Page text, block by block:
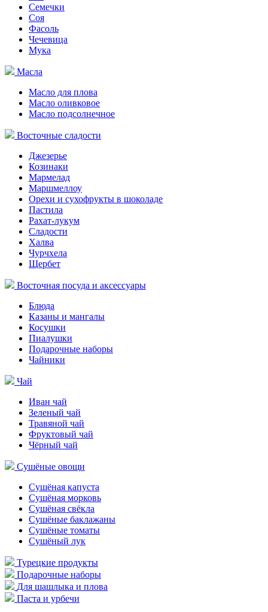
Семечки
Соя
Фасоль
Чечевица
Мука
Масла
Масло для плова
Масло оливковое
Масло подсолнечное
Восточные сладости
Джезерье
Козинаки
Мармелад
Маршмеллоу
Орехи и сухофрукты в шоколаде
Пастила
Рахат-лукум
Сладости
Халва
Чурчхела
Щербет
Восточная посуда и аксессуары
Блюда
Казаны и мангалы
Косушки
Пиалушки
Подарочные наборы
Чайники
Чай
Иван чай
Зеленый чай
Травяной чай
Фруктовый чай
Чёрный чай
Сушёные овощи
Сушёная капуста
Сушёная морковь
Сушёная свёкла
Сушёные баклажаны
Сушёные томаты
Сушёный лук
Турецкие продукты
Подарочные наборы
Для шашлыка и плова
Паста и урбечи